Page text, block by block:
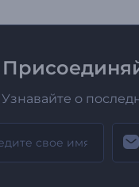
Узнавайте о